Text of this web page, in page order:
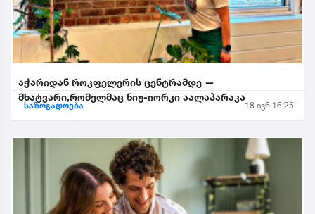
აჭარიდან როკფელერის ცენტრამდე —
მხატვარი,რომელმაც ნიუ-იორკი აალაპარაკა
საზოგადოება 18 ივნ 16:25